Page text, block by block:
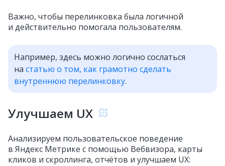
Важно, чтобы перелинковка была логичной
и действительно помогала пользователям.
Например, здесь можно логично сослаться
на статью о том, как грамотно сделать
внутреннюю перелинковку.
Улучшаем UX
Анализируем пользовательское поведение
в Яндекс Метрике с помощью Вебвизора, карты
кликов и скроллинга, отчётов и улучшаем UX: